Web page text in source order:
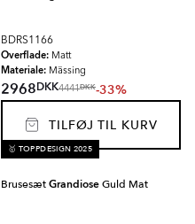
BDRS1166
Overflade: Matt
Materiale: Mässing
2968DKK4441DKK-33%
TILFØJ TIL KURV
🥇 TOPPDESIGN 2025
BrusesætGrandioseGuld Mat